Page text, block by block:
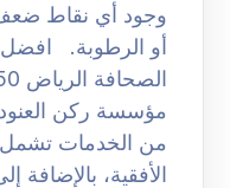
وجود أي نقاط
أو الرطوبة.
مؤسسة ركن
من الخدمات
الأفقية،